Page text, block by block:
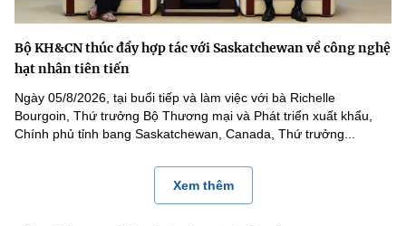
Bộ KH&CN thúc đẩy hợp tác với Saskatchewan về công nghệ
hạt nhân tiên tiến
Ngày 05/8/2026, tại buổi tiếp và làm việc với bà Richelle
Bourgoin, Thứ trưởng Bộ Thương mại và Phát triển xuất khẩu,
Chính phủ tỉnh bang Saskatchewan, Canada, Thứ trưởng...
Xem thêm